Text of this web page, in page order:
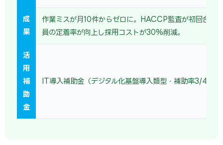
成
果
作業ミスが月10件からゼロに。HACCP監査が初回合格
員の定着率が向上し採用コストが30%削減。
活
用
補
助
金
IT導入補助金（デジタル化基盤導入類型・補助率3/4）を